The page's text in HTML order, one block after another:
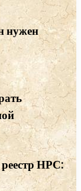
нужен
реестр НРС: